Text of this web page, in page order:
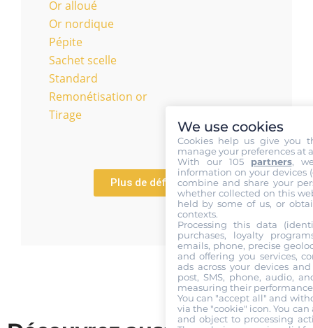
Or alloué
Or nordique
Pépite
Sachet scelle
Standard
Remonétisation or
Tirage
Plus de définitions
We use cookies
Cookies help us give you
manage your preferences at
With our 105 partners,
information on your devices
combine and share your
whether collected on this
held by some of us, or
contexts.
Processing this data
purchases, loyalty
emails, phone, precise
and offering you services,
ads across your devices
post, SMS, phone, audio,
measuring their
You can "accept all" and
via the "cookie" icon. You
and object to processing